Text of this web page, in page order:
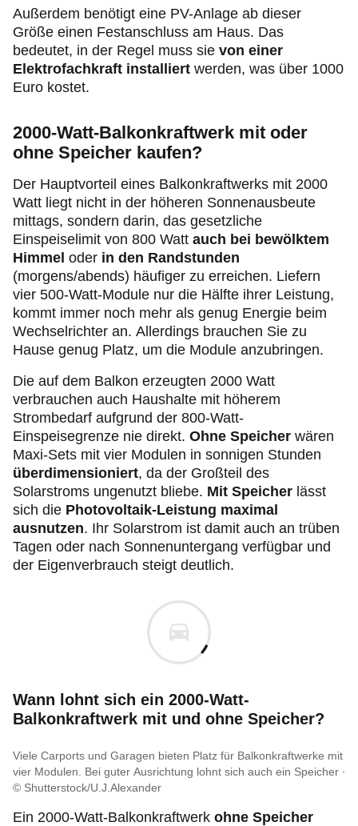
Außerdem benötigt eine PV-Anlage ab dieser
Größe einen Festanschluss am Haus. Das
bedeutet, in der Regel muss sie von einer
Elektrofachkraft installiert werden, was über 1000
Euro kostet.
2000-Watt-Balkonkraftwerk mit oder
ohne Speicher kaufen?
Der Hauptvorteil eines Balkonkraftwerks mit 2000
Watt liegt nicht in der höheren Sonnenausbeute
mittags, sondern darin, das gesetzliche
Einspeiselimit von 800 Watt auch bei bewölktem
Himmel oder in den Randstunden
(morgens/abends) häufiger zu erreichen. Liefern
vier 500-Watt-Module nur die Hälfte ihrer Leistung,
kommt immer noch mehr als genug Energie beim
Wechselrichter an. Allerdings brauchen Sie zu
Hause genug Platz, um die Module anzubringen.
Die auf dem Balkon erzeugten 2000 Watt
verbrauchen auch Haushalte mit höherem
Strombedarf aufgrund der 800-Watt-
Einspeisegrenze nie direkt. Ohne Speicher wären
Maxi-Sets mit vier Modulen in sonnigen Stunden
überdimensioniert, da der Großteil des
Solarstroms ungenutzt bliebe. Mit Speicher lässt
sich die Photovoltaik-Leistung maximal
ausnutzen. Ihr Solarstrom ist damit auch an trüben
Tagen oder nach Sonnenuntergang verfügbar und
der Eigenverbrauch steigt deutlich.
Wann lohnt sich ein 2000-Watt-
Balkonkraftwerk mit und ohne Speicher?
Viele Carports und Garagen bieten Platz für Balkonkraftwerke mit
vier Modulen. Bei guter Ausrichtung lohnt sich auch ein Speicher
© Shutterstock/U.J.Alexander
Ein 2000-Watt-Balkonkraftwerk ohne Speicher